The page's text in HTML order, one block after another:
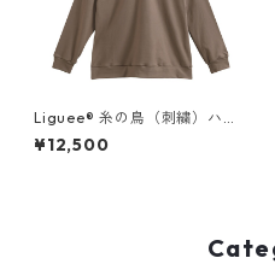
Liguee®️ 糸の鳥（刺繍）ハー
フジップスウェット
¥12,500